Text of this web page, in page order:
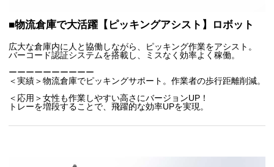
■物流倉庫で大活躍【ピッキングアシスト】ロボット
広大な倉庫内に人と協働しながら、ピッキング作業をアシスト。
バーコード認証システムを搭載し、ミスなく効率よく稼働。
ーーーーーーーーーー
＜実績＞物流倉庫でピッキングサポート。作業者の歩行距離削減。
＜応用＞女性も作業しやすい高さにバージョンUP！
トレーを増段することで、飛躍的な効率UPを実現。